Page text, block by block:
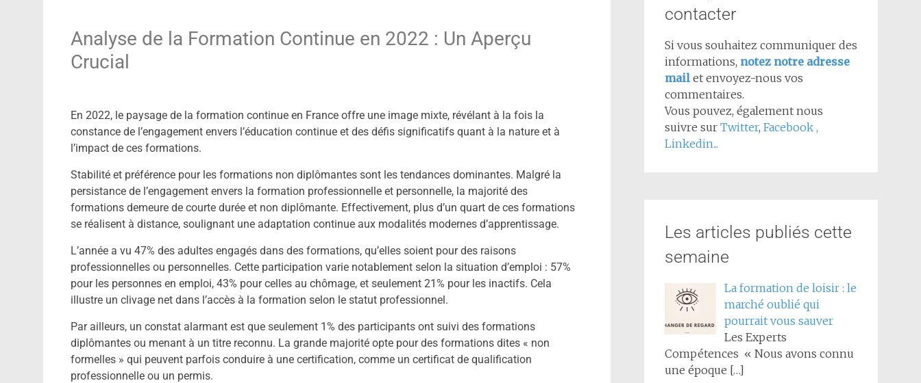
Analyse de la Formation Continue en 2022 : Un Aperçu
Crucial
En 2022, le paysage de la formation continue en France offre une image mixte, révélant à la fois la
constance de l’engagement envers l’éducation continue et des défis significatifs quant à la nature et à
l’impact de ces formations.
Stabilité et préférence pour les formations non diplômantes sont les tendances dominantes. Malgré la
persistance de l’engagement envers la formation professionnelle et personnelle, la majorité des
formations demeure de courte durée et non diplômante. Effectivement, plus d’un quart de ces formations
se réalisent à distance, soulignant une adaptation continue aux modalités modernes d’apprentissage.
L’année a vu 47% des adultes engagés dans des formations, qu’elles soient pour des raisons
professionnelles ou personnelles. Cette participation varie notablement selon la situation d’emploi : 57%
pour les personnes en emploi, 43% pour celles au chômage, et seulement 21% pour les inactifs. Cela
illustre un clivage net dans l’accès à la formation selon le statut professionnel.
Par ailleurs, un constat alarmant est que seulement 1% des participants ont suivi des formations
diplômantes ou menant à un titre reconnu. La grande majorité opte pour des formations dites « non
formelles » qui peuvent parfois conduire à une certification, comme un certificat de qualification
professionnelle ou un permis.
contacter
Si vous souhaitez communiquer des
informations, notez notre adresse
mail et envoyez-nous vos
commentaires.
Vous pouvez, également nous
suivre sur Twitter, Facebook ,
Linkedin...
Les articles publiés cette
semaine
La formation de loisir : le
marché oublié qui
pourrait vous sauver
Les Experts
Compétences « Nous avons connu
une époque […]